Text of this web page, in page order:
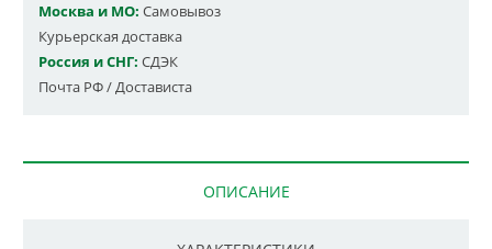
Москва и МО: Самовывоз
Курьерская доставка
Россия и СНГ: СДЭК
Почта РФ / Достависта
ОПИСАНИЕ